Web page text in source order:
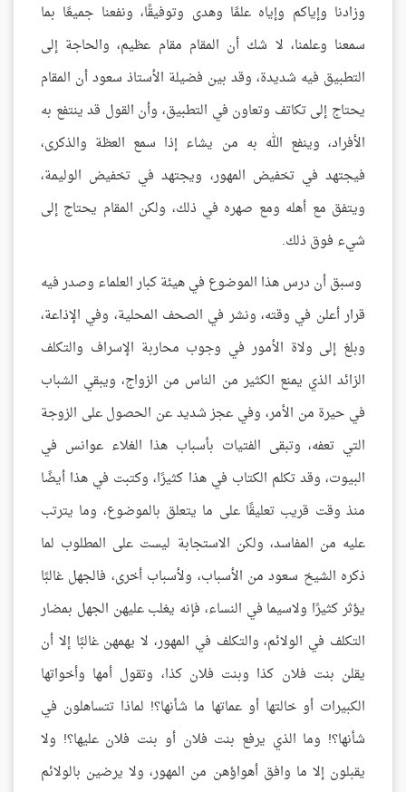
وزادنا وإياكم وإياه علمًا وهدى وتوفيقًا، ونفعنا جميعًا بما
سمعنا وعلمنا، لا شك أن المقام مقام عظيم، والحاجة إلى
التطبيق فيه شديدة، وقد بين فضيلة الأستاذ سعود أن المقام
يحتاج إلى تكاتف وتعاون في التطبيق، وأن القول قد ينتفع به
الأفراد، وينفع الله به من يشاء إذا سمع العظة والذكرى،
فيجتهد في تخفيض المهور، ويجتهد في تخفيض الوليمة،
ويتفق مع أهله ومع صهره في ذلك، ولكن المقام يحتاج إلى
شيء فوق ذلك.
وسبق أن درس هذا الموضوع في هيئة كبار العلماء وصدر فيه
قرار أعلن في وقته، ونشر في الصحف المحلية، وفي الإذاعة،
وبلغ إلى ولاة الأمور في وجوب محاربة الإسراف والتكلف
الزائد الذي يمنع الكثير من الناس من الزواج، ويبقي الشباب
في حيرة من الأمر، وفي عجز شديد عن الحصول على الزوجة
التي تعفه، وتبقى الفتيات بأسباب هذا الغلاء عوانس في
البيوت، وقد تكلم الكتاب في هذا كثيرًا، وكتبت في هذا أيضًا
منذ وقت قريب تعليقًا على ما يتعلق بالموضوع، وما يترتب
عليه من المفاسد، ولكن الاستجابة ليست على المطلوب لما
ذكره الشيخ سعود من الأسباب، ولأسباب أخرى، فالجهل غالبًا
يؤثر كثيرًا ولاسيما في النساء، فإنه يغلب عليهن الجهل بمضار
التكلف في الولائم، والتكلف في المهور، لا يهمهن غالبًا إلا أن
يقلن بنت فلان كذا وبنت فلان كذا، وتقول أمها وأخواتها
الكبيرات أو خالتها أو عماتها ما شأنها؟! لماذا تتساهلون في
شأنها؟! وما الذي يرفع بنت فلان أو بنت فلان عليها؟! ولا
يقبلون إلا ما وافق أهواؤهن من المهور، ولا يرضين بالولائم